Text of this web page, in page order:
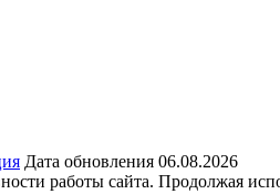
Дата обновления 06.08.2026
работы сайта. Продолжая